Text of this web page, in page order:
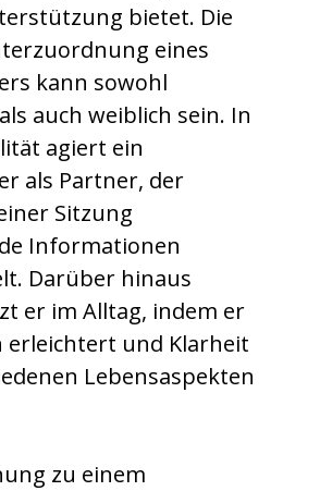
bietet. Die
eines
kann sowohl
auch weiblich sein. In
agiert ein
als Partner, der
Sitzung
Informationen
Darüber hinaus
er im Alltag, indem er
erleichtert und Klarheit
Lebensaspekten
zu einem